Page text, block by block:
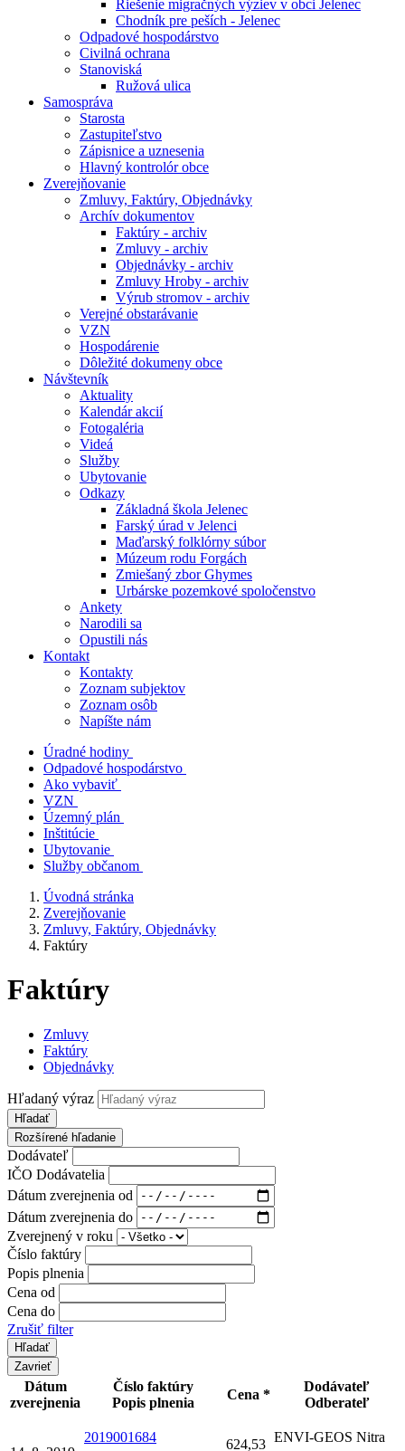
Riešenie migračných výziev v obci Jelenec
Chodník pre peších - Jelenec
Odpadové hospodárstvo
Civilná ochrana
Stanoviská
Ružová ulica
Samospráva
Starosta
Zastupiteľstvo
Zápisnice a uznesenia
Hlavný kontrolór obce
Zverejňovanie
Zmluvy, Faktúry, Objednávky
Archív dokumentov
Faktúry - archiv
Zmluvy - archiv
Objednávky - archiv
Zmluvy Hroby - archiv
Výrub stromov - archiv
Verejné obstarávanie
VZN
Hospodárenie
Dôležité dokumeny obce
Návštevník
Aktuality
Kalendár akcií
Fotogaléria
Videá
Služby
Ubytovanie
Odkazy
Základná škola Jelenec
Farský úrad v Jelenci
Maďarský folklórny súbor
Múzeum rodu Forgách
Zmiešaný zbor Ghymes
Urbárske pozemkové spoločenstvo
Ankety
Narodili sa
Opustili nás
Kontakt
Kontakty
Zoznam subjektov
Zoznam osôb
Napíšte nám
Úradné hodiny
Odpadové hospodárstvo
Ako vybaviť
VZN
Územný plán
Inštitúcie
Ubytovanie
Služby občanom
Úvodná stránka
Zverejňovanie
Zmluvy, Faktúry, Objednávky
Faktúry
Faktúry
Zmluvy
Faktúry
Objednávky
Hľadaný výraz
Hľadať
Rozšírené hľadanie
Dodávateľ
IČO Dodávatelia
Dátum zverejnenia od
Dátum zverejnenia do
Zverejnený v roku
Číslo faktúry
Popis plnenia
Cena od
Cena do
Zrušiť filter
Zavrieť
Dátum
zverejnenia
Číslo faktúry
Popis plnenia
Cena *
Dodávateľ
Odberateľ
2019001684 624,53 ENVI-GEOS Nitra